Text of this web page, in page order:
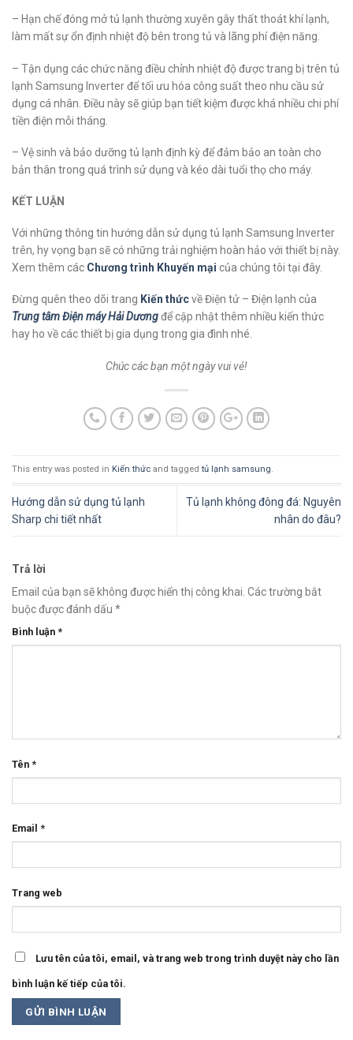
– Hạn chế đóng mở tủ lạnh thường xuyên gây thất thoát khí lạnh,
làm mất sự ổn định nhiệt độ bên trong tủ và lãng phí điện năng.
– Tận dụng các chức năng điều chỉnh nhiệt độ được trang bị trên tủ
lạnh Samsung Inverter để tối ưu hóa công suất theo nhu cầu sử
dụng cá nhân. Điều này sẽ giúp bạn tiết kiệm được khá nhiều chi phí
tiền điện mỗi tháng.
– Vệ sinh và bảo dưỡng tủ lạnh định kỳ để đảm bảo an toàn cho
bản thân trong quá trình sử dụng và kéo dài tuổi thọ cho máy.
KẾT LUẬN
Với những thông tin hướng dẫn sử dụng tủ lạnh Samsung Inverter
trên, hy vọng bạn sẽ có những trải nghiệm hoàn hảo với thiết bị này.
Xem thêm các Chương trình Khuyến mại của chúng tôi tại đây.
Đừng quên theo dõi trang Kiến thứcvề Điện tử – Điện lạnh của
Trung tâm Điện máy Hải Dươngđể cập nhật thêm nhiều kiến thức
hay ho về các thiết bị gia dụng trong gia đình nhé.
Chúc các bạn một ngày vui vẻ!
This entry was posted in Kiến thức and taggedtủ lạnh samsung.
Hướng dẫn sử dụng tủ lạnh
Sharp chi tiết nhất
Tủ lạnh không đông đá: Nguyên
nhân do đâu?
Trả lời
Email của bạn sẽ không được hiển thị công khai. Các trường bắt
buộc được đánh dấu *
Bình luận *
Tên *
Email *
Trang web
Lưu tên của tôi, email, và trang web trong trình duyệt này cho lần
bình luận kế tiếp của tôi.